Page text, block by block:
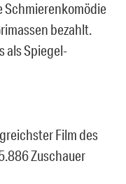
Schmierenkomödie
bezahlt.
als Spiegel-
Film des
Zuschauer